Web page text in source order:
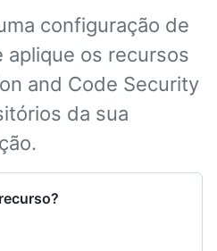
configuração de
aplique os recursos
and Code Security
da sua